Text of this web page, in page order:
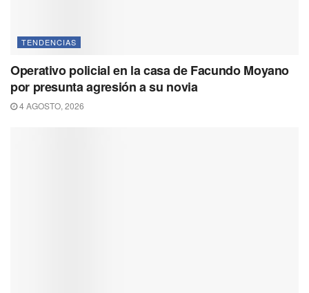
TENDENCIAS
Operativo policial en la casa de Facundo Moyano
por presunta agresión a su novia
4 AGOSTO, 2026